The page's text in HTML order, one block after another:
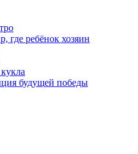
где ребёнок хозяин
будущей победы